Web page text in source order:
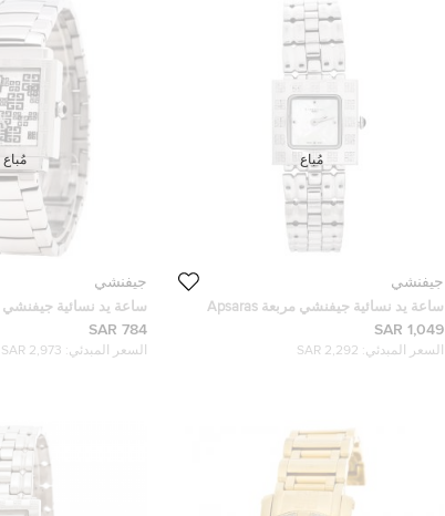
جيفنشي
ساعة يد نسائية جيفنشي مربعة Apsaras
1558962 ستانلس ستيل صدف 25 مم
1,049 SAR
السعر المبدئي: 2,292 SAR
مُباع
جيفنشي
REG.15588962 ستانلس ستيل فضية 35 مم
784 SAR
السعر المبدئي: 2,973 SAR
مُباع